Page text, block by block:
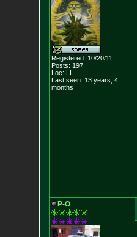
Registered: 10/20/11
Posts: 197
Loc: LI
Last seen: 13 years, 4
months
P-O